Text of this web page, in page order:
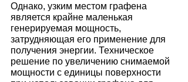
Однако, узким местом графена
является крайне маленькая
генерируемая мощность,
затрудняющая его применение для
получения энергии. Техническое
решение по увеличению снимаемой
мощности с единицы поверхности